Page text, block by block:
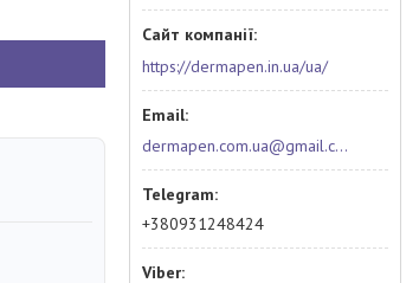
https://dermapen.in.ua/ua/
dermapen.com.ua@gmail.com
+380931248424